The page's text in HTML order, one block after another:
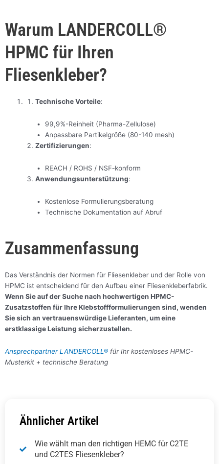
Warum LANDERCOLL®
HPMC für Ihren
Fliesenkleber?
Technische Vorteile:
99,9%-Reinheit (Pharma-Zellulose)
Anpassbare Partikelgröße (80-140 mesh)
Zertifizierungen:
REACH / ROHS / NSF-konform
Anwendungsunterstützung:
Kostenlose Formulierungsberatung
Technische Dokumentation auf Abruf
Zusammenfassung
Das Verständnis der Normen für Fliesenkleber und der Rolle von
HPMC ist entscheidend für den Aufbau einer Fliesenkleberfabrik.
Wenn Sie auf der Suche nach hochwertigen HPMC-
Zusatzstoffen für Ihre Klebstoffformulierungen sind, wenden
Sie sich an vertrauenswürdige Lieferanten, um eine
erstklassige Leistung sicherzustellen.
Ansprechpartner LANDERCOLL® für Ihr kostenloses HPMC-
Musterkit + technische Beratung
Ähnlicher Artikel
Wie wählt man den richtigen HEMC für C2TE
und C2TES Fliesenkleber?